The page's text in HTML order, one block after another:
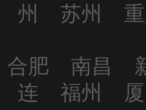
州 苏州
合肥 南昌
连 福州